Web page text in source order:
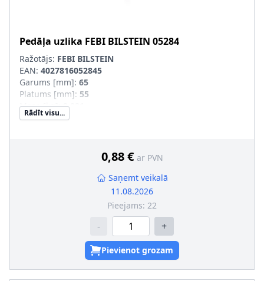
Pedāļa uzlika FEBI BILSTEIN 05284
Ražotājs: FEBI BILSTEIN
EAN: 4027816052845
Garums [mm]: 65
Platums [mm]: 55
Masa [kg]:0,021
Materiāls:Gumija
Rādīt visu...
0,88 € ar PVN
Saņemt veikalā
11.08.2026
Pieejams: 22
- +
Pievienot grozam